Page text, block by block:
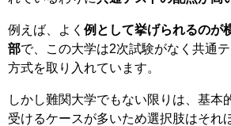
例えば、よく 例として挙げられるのが
部で、この大学は2次試験がなく共通
方式を取り入れています。
しかし難関大学でもない限りは、基本
受けるケースが多いため選択肢はそれ